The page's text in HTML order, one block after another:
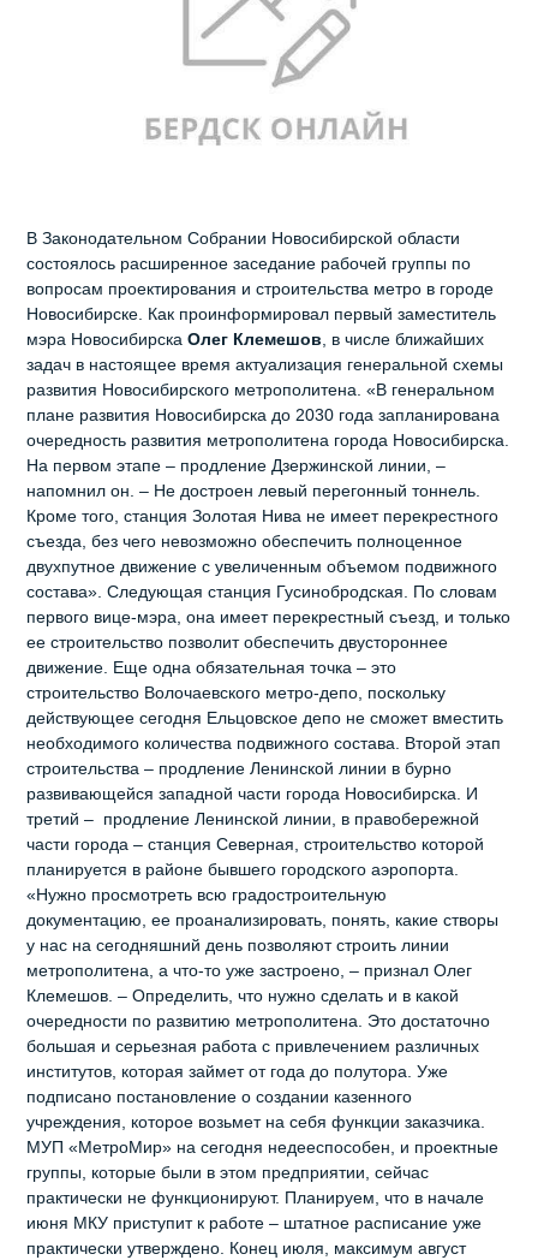
В Законодательном Собрании Новосибирской области
состоялось расширенное заседание рабочей группы по
вопросам проектирования и строительства метро в городе
Новосибирске. Как проинформировал первый заместитель
мэра НовосибирскаОлег Клемешов , в числе ближайших
задач в настоящее время актуализация генеральной схемы
развития Новосибирского метрополитена. «В генеральном
плане развития Новосибирска до 2030 года запланирована
очередность развития метрополитена города Новосибирска.
На первом этапе – продление Дзержинской линии, –
напомнил он. – Не достроен левый перегонный тоннель.
Кроме того, станция Золотая Нива не имеет перекрестного
съезда, без чего невозможно обеспечить полноценное
двухпутное движение с увеличенным объемом подвижного
состава». Следующая станция Гусинобродская. По словам
первого вице-мэра, она имеет перекрестный съезд, и только
ее строительство позволит обеспечить двустороннее
движение. Еще одна обязательная точка – это
строительство Волочаевского метро-депо, поскольку
действующее сегодня Ельцовское депо не сможет вместить
необходимого количества подвижного состава. Второй этап
строительства – продление Ленинской линии в бурно
развивающейся западной части города Новосибирска. И
третий – продление Ленинской линии, в правобережной
части города – станция Северная, строительство которой
планируется в районе бывшего городского аэропорта.
«Нужно просмотреть всю градостроительную
документацию, ее проанализировать, понять, какие створы
у нас на сегодняшний день позволяют строить линии
метрополитена, а что-то уже застроено, – признал Олег
Клемешов. – Определить, что нужно сделать и в какой
очередности по развитию метрополитена. Это достаточно
большая и серьезная работа с привлечением различных
институтов, которая займет от года до полутора. Уже
подписано постановление о создании казенного
учреждения, которое возьмет на себя функции заказчика.
МУП «МетроМир» на сегодня недееспособен, и проектные
группы, которые были в этом предприятии, сейчас
практически не функционируют. Планируем, что в начале
июня МКУ приступит к работе – штатное расписание уже
практически утверждено. Конец июля, максимум август